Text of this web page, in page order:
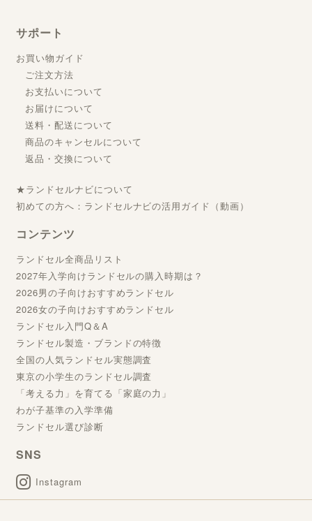
サポート
お買い物ガイド
ご注文方法
お支払いについて
お届けについて
送料・配送について
商品のキャンセルについて
返品・交換について
★ランドセルナビについて
初めての方へ：ランドセルナビの活用ガイド（動画）
コンテンツ
ランドセル全商品リスト
2027年入学向けランドセルの購入時期は？
2026男の子向けおすすめランドセル
2026女の子向けおすすめランドセル
ランドセル入門Q＆A
ランドセル製造・ブランドの特徴
全国の人気ランドセル実態調査
東京の小学生のランドセル調査
「考える力」を育てる「家庭の力」
わが子基準の入学準備
ランドセル選び診断
SNS
Instagram